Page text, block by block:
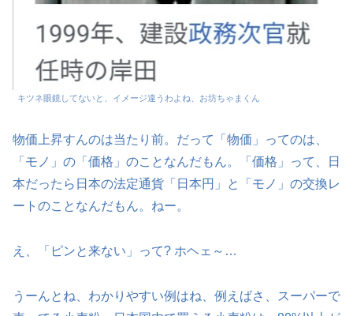
キツネ眼鏡してないと、イメージ違うわよね、お坊ちゃまくん
物価上昇すんのは当たり前。だって「物価」ってのは、
「モノ」の「価格」のことなんだもん。「価格」って、日
本だったら日本の法定通貨「日本円」と「モノ」の交換レ
ートのことなんだもん。ねー。
え、「ピンと来ない」って? ホヘェ～…
うーんとね、わかりやすい例はね、例えばさ、スーパーで